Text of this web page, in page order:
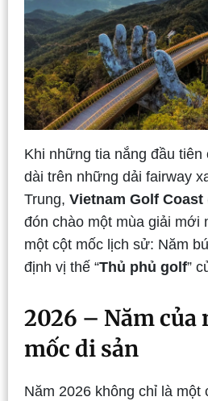
Khi những tia nắng đầu tiên
dài trên những dải fairway
Trung, Vietnam Golf Coast
đón chào một mùa giải mới
một cột mốc lịch sử: Năm
định vị thế “Thủ phủ golf”
2026 – Năm của
mốc di sản
Năm 2026 không chỉ là một